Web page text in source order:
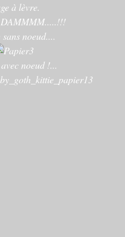
à lèvre.
noeud....
noeud !...